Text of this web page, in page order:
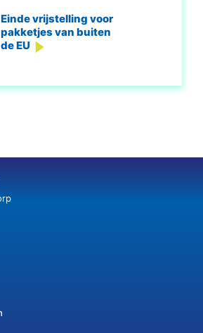
Einde vrijstelling voor
pakketjes van buiten
de EU